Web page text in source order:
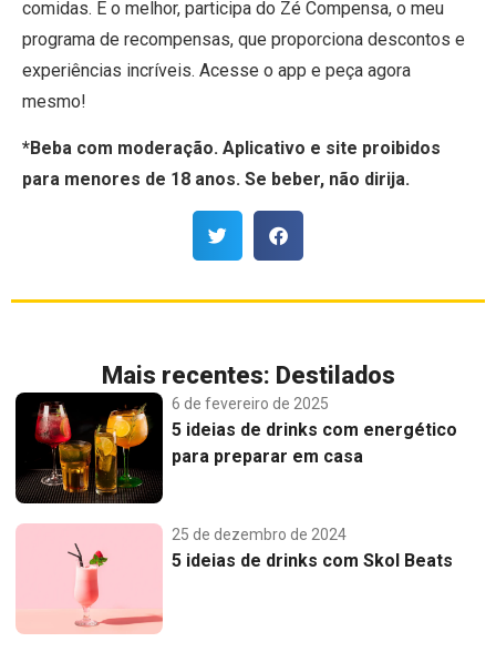
comidas. E o melhor, participa do Zé Compensa, o meu
programa de recompensas, que proporciona descontos e
experiências incríveis. Acesse o app e peça agora
mesmo!
*Beba com moderação. Aplicativo e site proibidos
para menores de 18 anos. Se beber, não dirija.
Mais recentes: Destilados
6 de fevereiro de 2025
5 ideias de drinks com energético
para preparar em casa
25 de dezembro de 2024
5 ideias de drinks com Skol Beats